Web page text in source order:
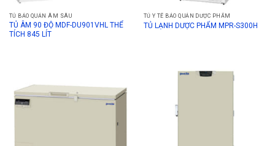
TỦ BẢO QUẢN ÂM SÂU
TỦ ÂM 90 ĐỘ MDF-DU901VHL THỂ
TÍCH 845 LÍT
TỦ Y TẾ BẢO QUẢN DƯỢC PHẨM
TỦ LẠNH DƯỢC PHẨM MPR-S300H